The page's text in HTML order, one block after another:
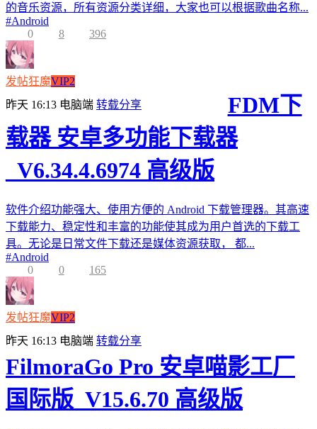
的音乐资源，所有资源分类详细，大家也可以根据歌曲名称...
#Android
0
8 396
发帖狂魔VIP2
昨天 16:13 电脑端 转载分享
FDM下
载器 安卓多功能下载器
_V6.34.4.6974 高级版
软件介绍功能强大、使用方便的 Android 下载管理器。其高速
下载能力、稳定性和丰富的功能使其成为用户首选的下载工
具。无论是日常文件下载还是媒体资源获取， 都...
#Android
0
0 165
发帖狂魔VIP2
昨天 16:13 电脑端 转载分享
FilmoraGo Pro 安卓喵影工厂
国际版_V15.6.70 高级版